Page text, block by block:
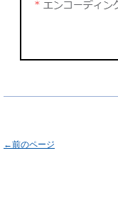
←前のページ